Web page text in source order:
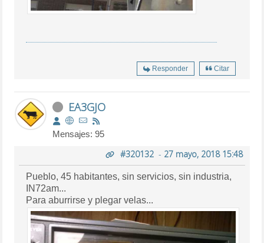
Responder Citar
EA3GJO
Mensajes: 95
#320132- 27 mayo, 2018 15:48
Pueblo, 45 habitantes, sin servicios, sin industria,
IN72am...
Para aburrirse y plegar velas...